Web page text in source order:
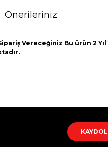
Önerileriniz
Vereceğiniz Bu ürün 2 Yıl
KAYDOL